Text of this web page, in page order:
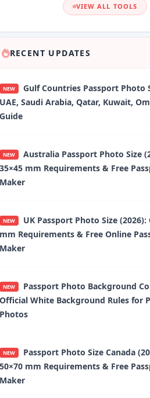
VIEW ALL TOOLS
RECENT UPDATES
NEW
Gulf Countries Passport Photo
UAE, Saudi Arabia, Qatar, Kuwait,
Guide
NEW
Australia Passport Photo Size
35×45 mm Requirements & Free
Maker
NEW
UK Passport Photo Size
mm Requirements & Free Online
Maker
NEW
Passport Photo Background
Official White Background Rules for
Photos
NEW
Passport Photo Size Canada
50×70 mm Requirements & Free
Maker